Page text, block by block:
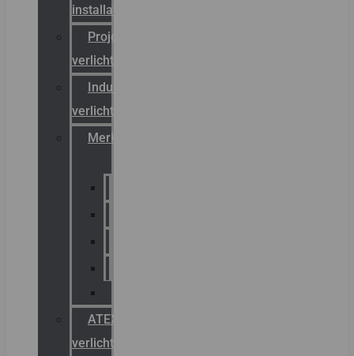
installateurs
Projectreferenties
verlichting
Industriële
verlichting
Merken
ATEX
verlichting